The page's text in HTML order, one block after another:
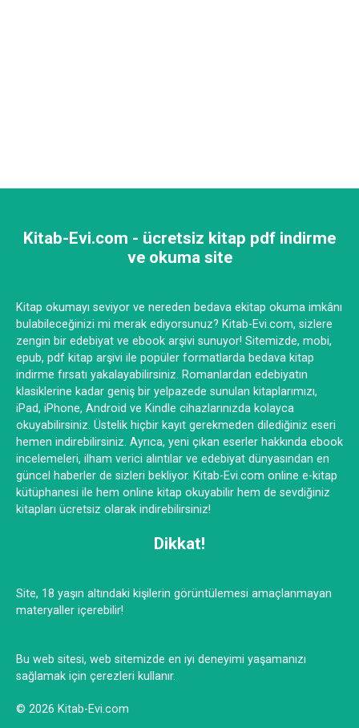
Kitab-Evi.com - ücretsiz kitap pdf indirme
ve okuma site
Kitap okumayı seviyor ve nereden bedava ekitap okuma imkânı
bulabileceğinizi mi merak ediyorsunuz? Kitab-Evi.com, sizlere
zengin bir edebiyat ve ebook arşivi sunuyor! Sitemizde, mobi,
epub, pdf kitap arşivi ile popüler formatlarda bedava kitap
indirme fırsatı yakalayabilirsiniz. Romanlardan edebiyatın
klasiklerine kadar geniş bir yelpazede sunulan kitaplarımızı,
iPad, iPhone, Android ve Kindle cihazlarınızda kolayca
okuyabilirsiniz. Üstelik hiçbir kayıt gerekmeden dilediğiniz eseri
hemen indirebilirsiniz. Ayrıca, yeni çıkan eserler hakkında ebook
incelemeleri, ilham verici alıntılar ve edebiyat dünyasından en
güncel haberler de sizleri bekliyor. Kitab-Evi.com online e-kitap
kütüphanesi ile hem online kitap okuyabilir hem de sevdiğiniz
kitapları ücretsiz olarak indirebilirsiniz!
Dikkat!
Site, 18 yaşın altındaki kişilerin görüntülemesi amaçlanmayan
materyaller içerebilir!
Bu web sitesi, web sitemizde en iyi deneyimi yaşamanızı
sağlamak için çerezleri kullanır.
© 2026 Kitab-Evi.com